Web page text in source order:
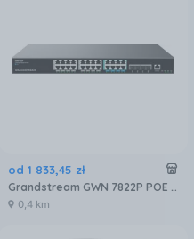
od 1 833,45 zł
Grandstream GWN 7822P POE przełącznik sieciowy
0,4 km